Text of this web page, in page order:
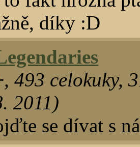
díky :D
,493 celokuky,
2011)
se dívat s